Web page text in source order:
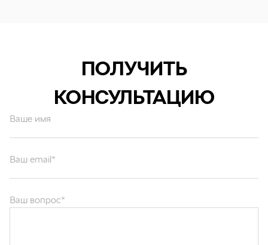
ПОЛУЧИТЬ
КОНСУЛЬТАЦИЮ
Ваше имя
персональных данных